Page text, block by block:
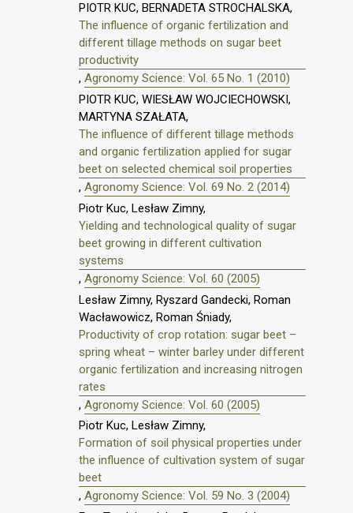
PIOTR KUC, BERNADETA STROCHALSKA,
The influence of organic fertilization and
different tillage methods on sugar beet
productivity
, Agronomy Science: Vol. 65 No. 1 (2010)
PIOTR KUC, WIESŁAW WOJCIECHOWSKI,
MARTYNA SZAŁATA,
The influence of different tillage methods
and organic fertilization applied for sugar
beet on selected chemical soil properties
, Agronomy Science: Vol. 69 No. 2 (2014)
Piotr Kuc, Lesław Zimny,
Yielding and technological quality of sugar
beet growing in different cultivation
systems
, Agronomy Science: Vol. 60 (2005)
Lesław Zimny, Ryszard Gandecki, Roman
Wacławowicz, Roman Śniady,
Productivity of crop rotation: sugar beet –
spring wheat – winter barley under different
organic fertilization and increasing nitrogen
rates
, Agronomy Science: Vol. 60 (2005)
Piotr Kuc, Lesław Zimny,
Formation of soil physical properties under
the influence of cultivation system of sugar
beet
, Agronomy Science: Vol. 59 No. 3 (2004)